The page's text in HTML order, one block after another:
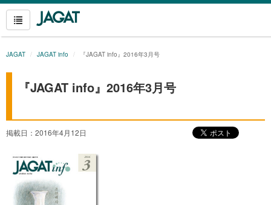
JAGAT JAGAT info 『JAGAT info』2016年3月号
『JAGAT info』2016年3月号
掲載日：2016年4月12日